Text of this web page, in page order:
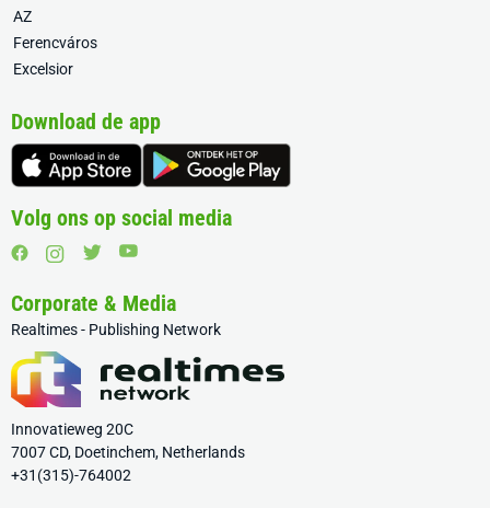
AZ
Ferencváros
Excelsior
Download de app
Volg ons op social media
Corporate & Media
Realtimes - Publishing Network
Innovatieweg 20C
7007 CD, Doetinchem, Netherlands
+31(315)-764002